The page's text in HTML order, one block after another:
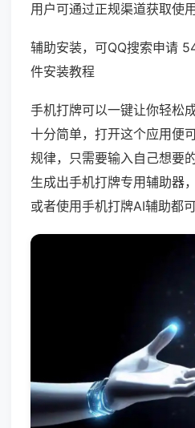
用户可通过正规渠道获取使用
辅助安装，可QQ搜索申请
件安装教程
手机打牌可以一键让你轻松
十分简单，打开这个应用便
规律，只需要输入自己想要
生成出手机打牌专用辅助器
或者使用手机打牌AI辅助都